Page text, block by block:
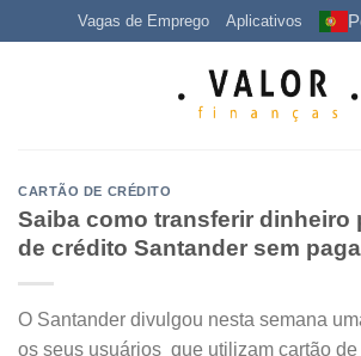
to
Vagas de Emprego Aplicativos
CARTÃO DE CRÉDITO
Saiba como transferir dinheiro
de crédito Santander sem
O Santander divulgou nesta semana
os seus usuários que utilizam cartão